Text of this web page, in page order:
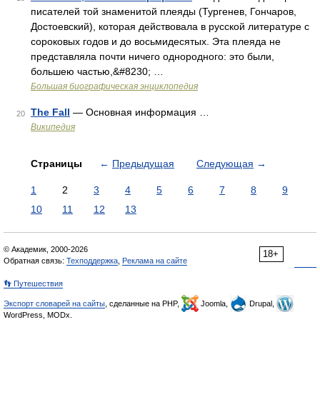
писателей той знаменитой плеяды (Тургенев, Гончаров,
Достоевский), которая действовала в русской литературе с
сороковых годов и до восьмидесятых. Эта плеяда не
представляла почти ничего однородного: это были,
большею частью,&#8230; …
Большая биографическая энциклопедия
20 The Fall — Основная информация …
Википедия
Страницы ← Предыдущая Следующая →
1 2 3 4 5 6 7 8
9
10
11 12 13
18+
© Академик, 2000-2026
Обратная связь: Техподдержка Реклама на сайте
👣 Путешествия
Экспорт словарей на сайты , сделанные на PHP, Joomla,
Drupal,
WordPress, MODx.